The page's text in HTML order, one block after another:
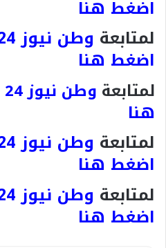
اضغط هنا
لمتابعة وطن نيوز 24
اضغط هنا
لمتابعة وطن نيوز 24
هنا
لمتابعة وطن نيوز 24
اضغط هنا
لمتابعة وطن نيوز 24
اضغط هنا